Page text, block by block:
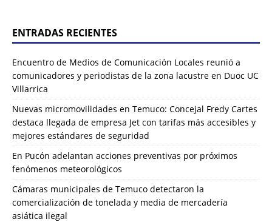
ENTRADAS RECIENTES
Encuentro de Medios de Comunicación Locales reunió a
comunicadores y periodistas de la zona lacustre en Duoc UC
Villarrica
Nuevas micromovilidades en Temuco: Concejal Fredy Cartes
destaca llegada de empresa Jet con tarifas más accesibles y
mejores estándares de seguridad
En Pucón adelantan acciones preventivas por próximos
fenómenos meteorológicos
Cámaras municipales de Temuco detectaron la
comercialización de tonelada y media de mercadería
asiática ilegal